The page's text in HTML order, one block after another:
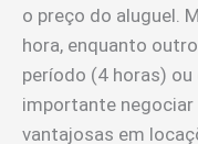
o preço do aluguel.
hora, enquanto
período (4 horas)
importante
vantajosas em